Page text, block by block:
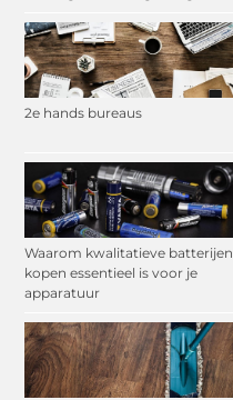
2e hands bureaus
Waarom kwalitatieve batterijen
kopen essentieel is voor je
apparatuur